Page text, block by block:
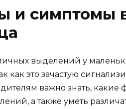
и симптомы
выделений у
как это зачастую
важно знать, какие
а также уметь